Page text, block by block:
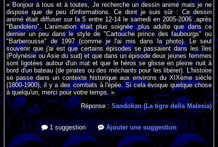
« Bonjour à tous et à toutes, Je recherche un dessin animé mais je ne
dispose que de peu d'informations. Ce dont je suis sûr : Ce dessin
animé était diffuser sur la 5 entre 12-14 le samedi en 2005-2006 ,après
"Bandolero". L'animation était plus soignée ,plus adulte que dans ce
dernier un peu dans le style de "Cartouche prince des faubourgs" ou
"Barberousse" de 1997 (comme je l'ai mis dans la photo). Le seul
souvenir que j'ai est que certains épisodes se passaient dans les îles
(Polynésie ou Asie du sud) et que dans un épisode deux jeunes femmes
sont ligotées autour d'un mat et que le héros se glisse en pleine nuit à
bord d'un bateau (de pirates ou des méchants pour les libérer). L'histoire
se passe dans un contexte historique aux environs du XIXème siècle
(1800-1900), il y a des combats à l'épée. Si cela évoque quelque chose
à quelqu'un, merci pour votre temps. »
Réponse : Sandokan (La tigre della Malesia)
1 suggestion Ajouter une suggestion